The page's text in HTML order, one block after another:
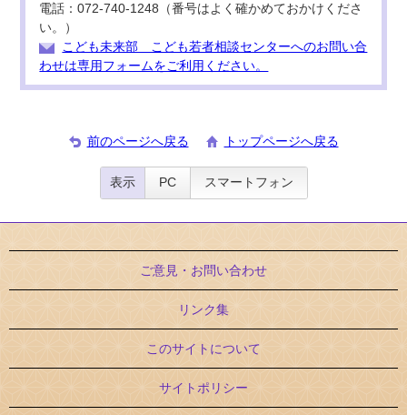
電話：072-740-1248（番号はよく確かめておかけくださ
い。）
こども未来部 こども若者相談センターへのお問い合
わせは専用フォームをご利用ください。
前のページへ戻る トップページへ戻る
表示 PC スマートフォン
ご意見・お問い合わせ
リンク集
このサイトについて
サイトポリシー